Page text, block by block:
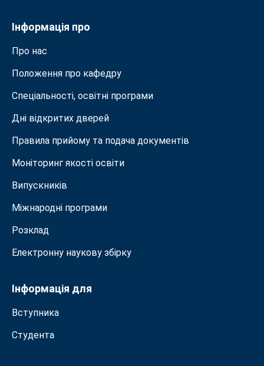
Інформація про
Про нас
Положення про кафедру
Спеціальності, освітні програми
Дні відкритих дверей
Правила прийому та подача документiв
Моніторинг якості освіти
Випускників
Міжнародні програми
Розклад
Електронну наукову збірку
Інформація для
Вступника
Студента